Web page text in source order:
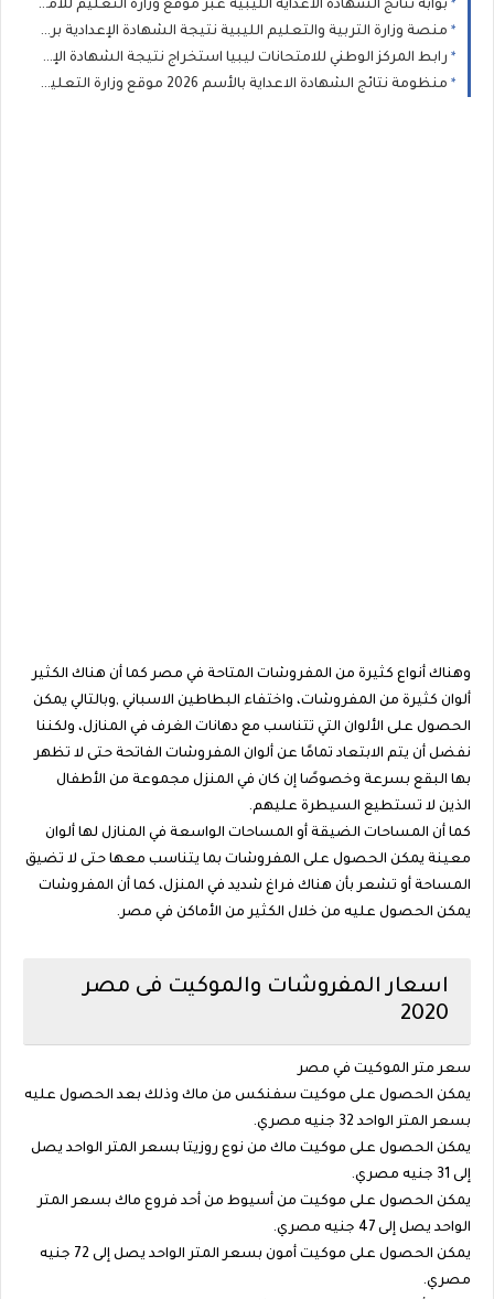
بوابة نتائج الشهادة الاعداية الليبية عبر موقع وزارة التعليم للامتحانات الليبية 2026 محافظة “بنغازي” برقم الجلوس والاسم
منصة وزارة التربية والتعليم الليبية نتيجة الشهادة الإعدادية برقم الجلوس بمحافظة نغازي,درنة,المرج,طرابلس,سبها,الجفرة,الواحا 2026
رابط المركز الوطني للامتحانات ليبيا استخراج نتيجة الشهادة الإعدادية 2026 برقم القيد
منظومة نتائج الشهادة الاعداية بالأسم 2026 موقع وزارة التعليم بالحكومة الموقتة natija moel ly الأستعلام عن نتائج امتحانات شهادة مرحلة التعليم الأساسي الإعدادية ليبيا
وهناك أنواع كثيرة من المفروشات المتاحة في مصر كما أن هناك الكثير
ألوان كثيرة من المفروشات، واختفاء البطاطين الاسباني ,وبالتالي يمكن
الحصول على الألوان التي تتناسب مع دهانات الغرف في المنازل، ولكننا
نفضل أن يتم الابتعاد تمامًا عن ألوان المفروشات الفاتحة حتى لا تظهر
بها البقع بسرعة وخصوصًا إن كان في المنزل مجموعة من الأطفال
الذين لا تستطيع السيطرة عليهم.
كما أن المساحات الضيقة أو المساحات الواسعة في المنازل لها ألوان
معينة يمكن الحصول على المفروشات بما يتناسب معها حتى لا تضيق
المساحة أو تشعر بأن هناك فراغ شديد في المنزل، كما أن المفروشات
يمكن الحصول عليه من خلال الكثير من الأماكن في مصر.
اسعار المفروشات والموكيت فى مصر
2020
سعر متر الموكيت في مصر
يمكن الحصول على موكيت سفنكس من ماك وذلك بعد الحصول عليه
بسعر المتر الواحد 32 جنيه مصري.
يمكن الحصول على موكيت ماك من نوع روزيتا بسعر المتر الواحد يصل
إلى 31 جنيه مصري.
يمكن الحصول على موكيت من أسيوط من أحد فروع ماك بسعر المتر
الواحد يصل إلى 47 جنيه مصري.
يمكن الحصول على موكيت أمون بسعر المتر الواحد يصل إلى 72 جنيه
مصري.